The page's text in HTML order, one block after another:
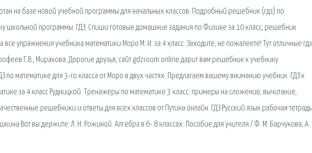
на базе новой учебной программы для начальных классов. Подробный решебник (гдз) по
школьной программы. ГДЗ: Спиши готовые домашние задания по Физике за 10 класс, решебник
все упражнения учебника математики Моро М. И. за 4 класс. Заходите, не пожалеете! Тут отличные гдз
Г.В., Миракова. Дорогие друзья, сайт gdzroom.online дарит вам решебник к учебнику
по математике для 3-го класса от Моро в двух частях. Предлагаем вашему вниманию учебник. ГДЗ к
за 4 класс Рудницкой. Тренажеры по математике 3 класс: примеры на сложение, вычитание,
решебники и ответы для всех классов от Путина онлайн. ГДЗ Русский язык рабочая тетрадь
Вот вы держите. Л. Н. Рожиной. Алгебра в 6- 8 классах: Пособие для учителя / Ф. М. Барчукова, А.